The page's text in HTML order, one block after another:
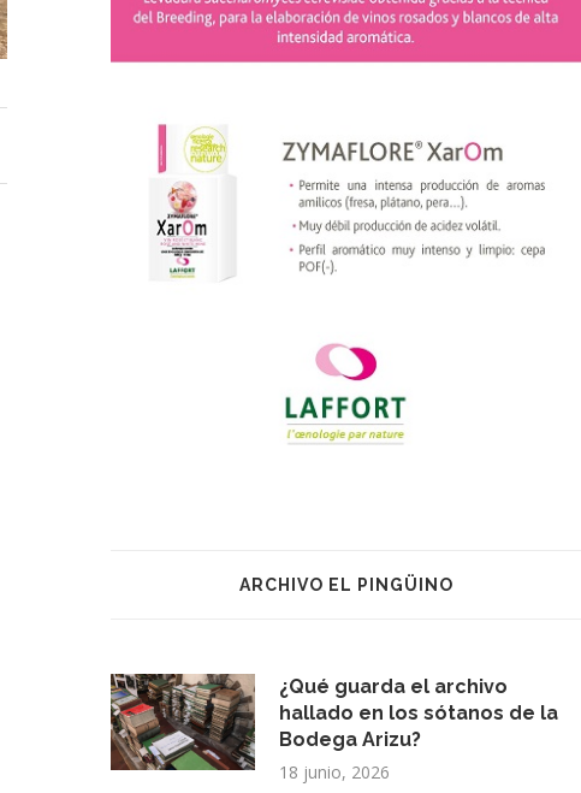
ARCHIVO EL PINGÜINO
¿Qué guarda el archivo
hallado en los sótanos de la
Bodega Arizu?
18 junio, 2026